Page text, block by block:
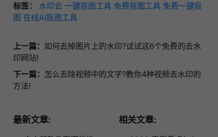
标签： 水印云 一键抠图工具 免费抠图工具 免费一键抠
图 在线AI抠图工具
上一篇： 如何去掉图片上的水印?试试这6个免费的去水
印网站!
下一篇： 怎么去除视频中的文字?教你4种视频去水印的
方法!
最新文章: 相关文章: